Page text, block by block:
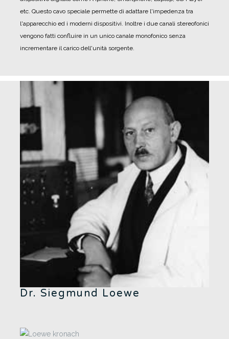
etc. Questo cavo speciale permette di adattare l'impedenza tra
l'apparecchio ed i moderni dispositivi. Inoltre i due canali stereofonici
vengono fatti confluire in un unico canale monofonico senza
incrementare il carico dell'unità sorgente.
Dr. Siegmund Loewe